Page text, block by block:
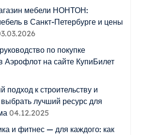
мебели НОНТОН:
в Санкт-Петербурге и цены
по покупке
Аэрофлот на сайте КупиБилет
подход к строительству и
выбрать лучший ресурс для
04.12.2025
и фитнес — для каждого: как